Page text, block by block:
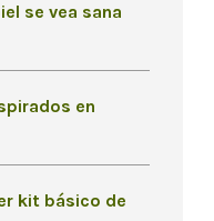
se vea sana
en
kit básico de